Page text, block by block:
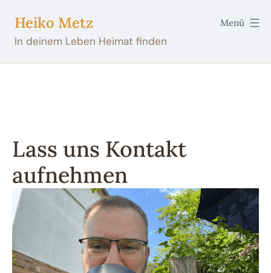
Inhalt
springen
Heiko Metz
In deinem Leben Heimat finden
Menü
Lass uns Kontakt
aufnehmen